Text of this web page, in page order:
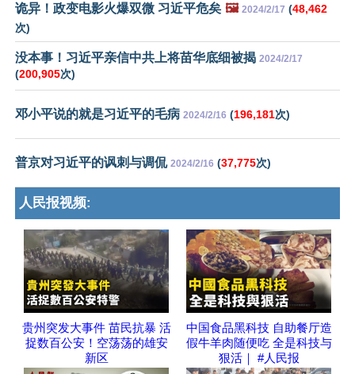
诡异！政变电影火爆双微 习近平危矣 🖼️ 2024/2/17 (48,462
次)
没本事！习近平亲信中共上将苗华底细被揭 2024/2/17
(200,905次)
邓小平说的就是习近平的毛病 2024/2/16 (196,181次)
普京对习近平的讽刺与调侃 2024/2/16 (37,775次)
人民报视频:
贵州突发大事件 苗民抗暴 活
捉数百公安！空荡荡的雄安
新区
中国食品黑科技 自助餐厅造
假牛羊肉随便吃 全是科技与
狠活｜ #人民报